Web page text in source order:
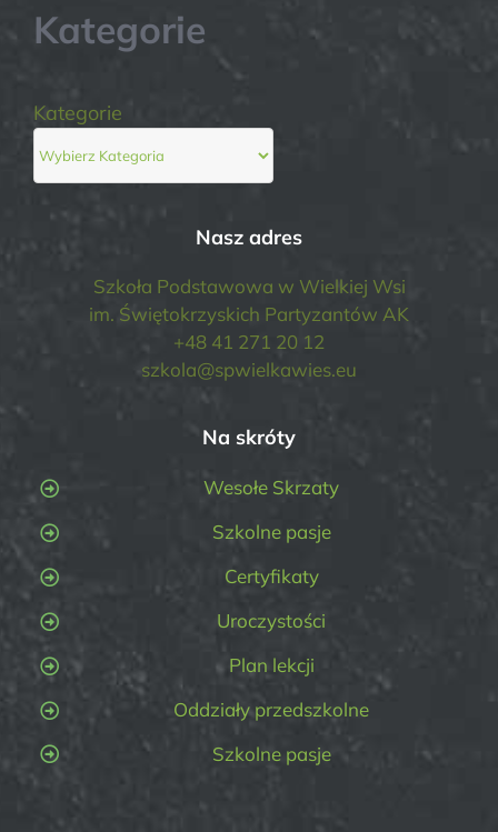
Kategorie
Kategorie
Nasz adres
Szkoła Podstawowa w Wielkiej Wsi
im. Świętokrzyskich Partyzantów AK
+48 41 271 20 12
szkola@spwielkawies.eu
Na skróty
Wesołe Skrzaty
Szkolne pasje
Certyfikaty
Uroczystości
Plan lekcji
Oddziały przedszkolne
Szkolne pasje